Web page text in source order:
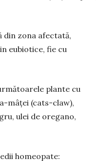
din zona afectată,
eubiotice, fie cu
plante cu
mâţei (cats-claw),
ulei de oregano,
homeopate: